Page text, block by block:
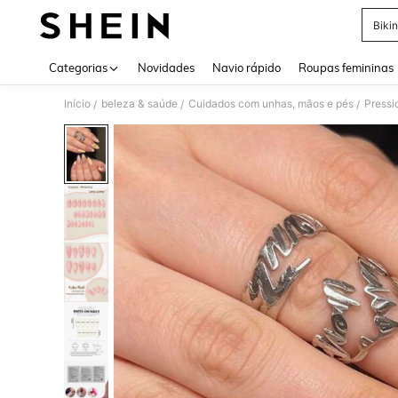
Categorias Novidades Navio rápido Roupas femininas
Início / beleza & saúde / Cuidados com unhas, mãos e pés /